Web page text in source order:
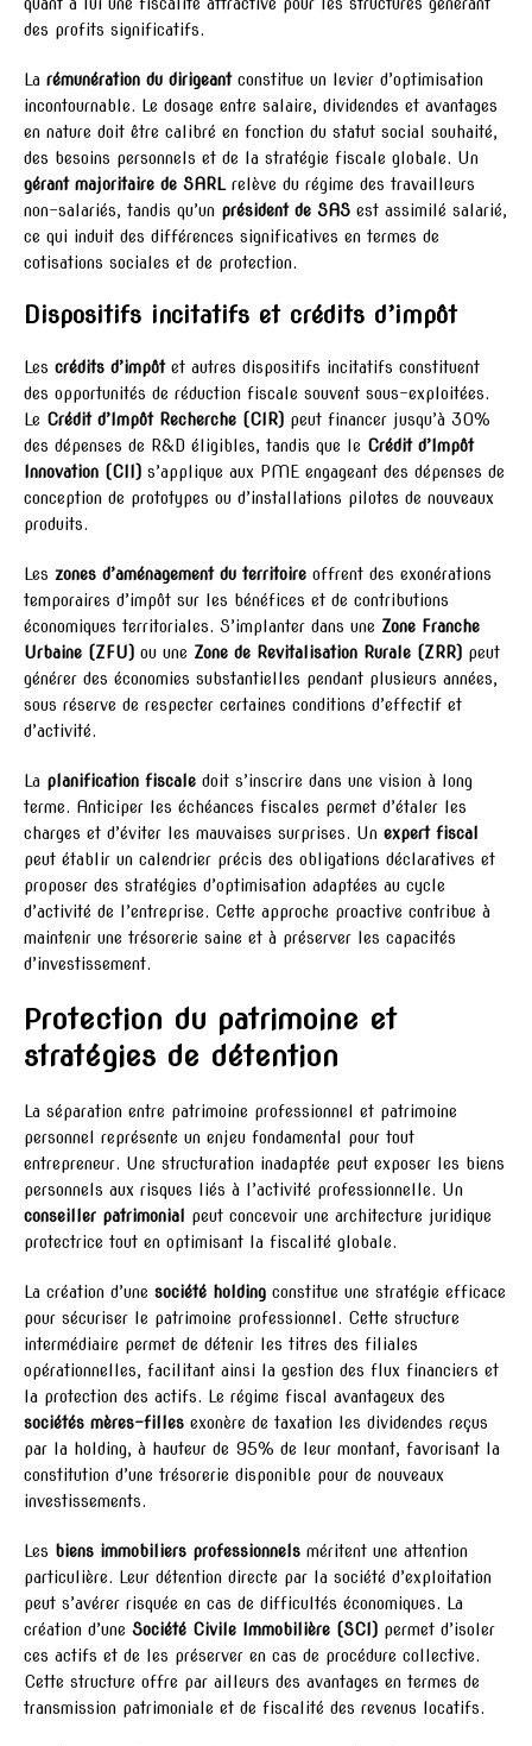
des profits significatifs.
La rémunération du dirigeantconstitue un levier d’optimisation
incontournable. Le dosage entre salaire, dividendes et avantages
en nature doit être calibré en fonction du statut social souhaité,
des besoins personnels et de la stratégie fiscale globale. Un
gérant majoritaire de SARLrelève du régime des travailleurs
non-salariés, tandis qu’un président de SAS est assimilé salarié,
ce qui induit des différences significatives en termes de
cotisations sociales et de protection.
Dispositifs incitatifs et crédits d’impôt
Les crédits d’impôtet autres dispositifs incitatifs constituent
des opportunités de réduction fiscale souvent sous-exploitées.
Le Crédit d’Impôt Recherche (CIR) peut financer jusqu’à 30%
des dépenses de R&D éligibles, tandis que le Crédit d’Impôt
Innovation (CII) s’applique aux PME engageant des dépenses de
conception de prototypes ou d’installations pilotes de nouveaux
produits.
Les zones d’aménagement du territoire offrent des exonérations
temporaires d’impôt sur les bénéfices et de contributions
économiques territoriales. S’implanter dans une Zone Franche
Urbaine (ZFU) ou une Zone de Revitalisation Rurale (ZRR) peut
générer des économies substantielles pendant plusieurs années,
sous réserve de respecter certaines conditions d’effectif et
d’activité.
La planification fiscale doit s’inscrire dans une vision à long
terme. Anticiper les échéances fiscales permet d’étaler les
charges et d’éviter les mauvaises surprises. Un expert fiscal
peut établir un calendrier précis des obligations déclaratives et
proposer des stratégies d’optimisation adaptées au cycle
d’activité de l’entreprise. Cette approche proactive contribue à
maintenir une trésorerie saine et à préserver les capacités
d’investissement.
Protection du patrimoine et
stratégies de détention
La séparation entre patrimoine professionnel et patrimoine
personnel représente un enjeu fondamental pour tout
entrepreneur. Une structuration inadaptée peut exposer les biens
personnels aux risques liés à l’activité professionnelle. Un
conseiller patrimonial
peut concevoir une architecture juridique
protectrice tout en optimisant la fiscalité globale.
La création d’une société holding constitue une stratégie efficace
pour sécuriser le patrimoine professionnel. Cette structure
intermédiaire permet de détenir les titres des filiales
opérationnelles, facilitant ainsi la gestion des flux financiers et
la protection des actifs. Le régime fiscal avantageux des
sociétés mères-filles exonère de taxation les dividendes reçus
par la holding, à hauteur de 95% de leur montant, favorisant la
constitution d’une trésorerie disponible pour de nouveaux
investissements.
Les biens immobiliers professionnels méritent une attention
particulière. Leur détention directe par la société d’exploitation
peut s’avérer risquée en cas de difficultés économiques. La
création d’une Société Civile Immobilière (SCI) permet d’isoler
ces actifs et de les préserver en cas de procédure collective.
Cette structure offre par ailleurs des avantages en termes de
transmission patrimoniale et de fiscalité des revenus locatifs.